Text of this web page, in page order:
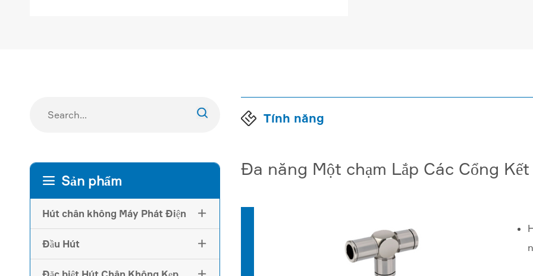

 Sản phẩm
Hút chân không Máy Phát Điện 
Đầu Hút 

Tính năng
Đa năng Một chạm Lắp Các Cổng Kết